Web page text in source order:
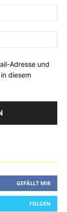
Adresse und
diesem
GEFÄLLT MIR
FOLGEN